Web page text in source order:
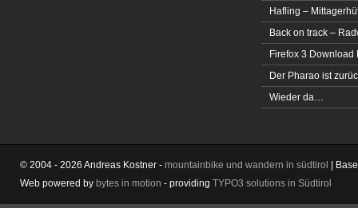
Hafling –
Back on track –
Firefox 3 Download
Der Pharao ist
Wieder da…
© 2004 - 2026 Andreas Kostner - mountainbike und wandern in südtirol |
Web powered by bytes in motion - providing TYPO3 solutions in Südtirol